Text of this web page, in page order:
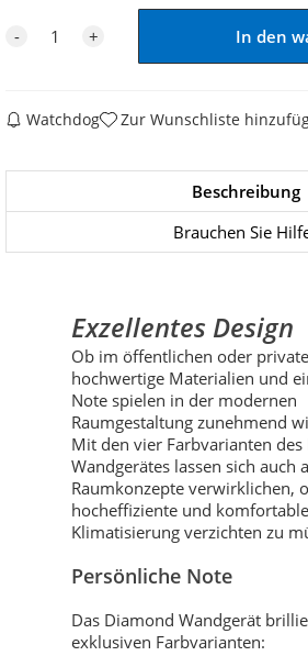
Watchdog Zur Wunschliste
Beschreibung
Brauchen Sie
Exzellentes Design
Ob im öffentlichen oder
hochwertige Materialien und
Note spielen in der modernen
Raumgestaltung zunehmend
Mit den vier Farbvarianten
Wandgerätes lassen sich auch
Raumkonzepte verwirklichen,
hocheffiziente und komfortable
Klimatisierung verzichten zu
Persönliche Note
Das Diamond Wandgerät
exklusiven Farbvarianten: